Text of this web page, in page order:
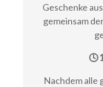
Geschenke
gemeinsam
🕓
Nachdem alle